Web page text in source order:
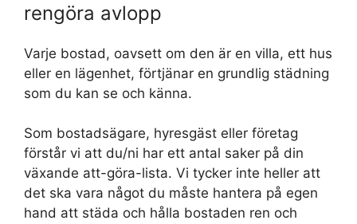
rengöra avlopp
Varje bostad, oavsett om den är en villa, ett hus
eller en lägenhet, förtjänar en grundlig städning
som du kan se och känna.
Som bostadsägare, hyresgäst eller företag
förstår vi att du/ni har ett antal saker på din
växande att-göra-lista. Vi tycker inte heller att
det ska vara något du måste hantera på egen
hand att städa och hålla bostaden ren och